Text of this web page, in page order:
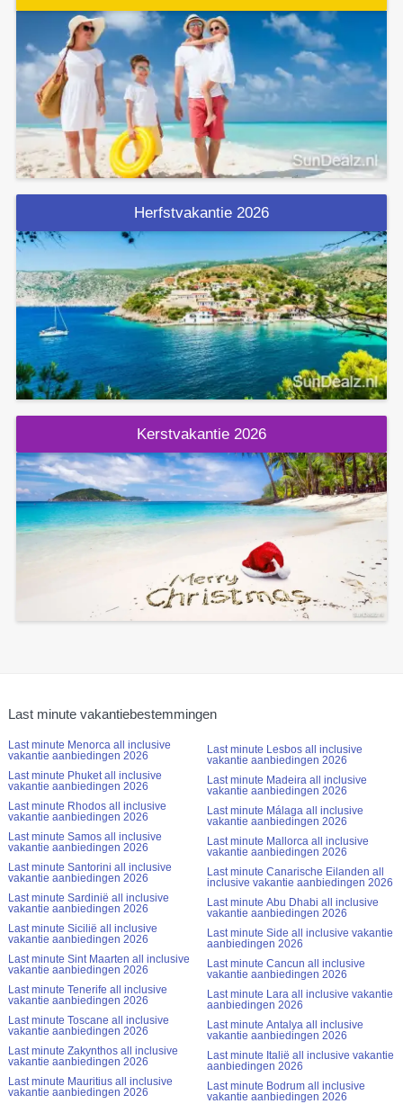
Herfstvakantie 2026
Kerstvakantie 2026
Last minute vakantiebestemmingen
Last minute Menorca all inclusive
vakantie aanbiedingen 2026
Last minute Phuket all inclusive
vakantie aanbiedingen 2026
Last minute Rhodos all inclusive
vakantie aanbiedingen 2026
Last minute Samos all inclusive
vakantie aanbiedingen 2026
Last minute Santorini all inclusive
vakantie aanbiedingen 2026
Last minute Sardinië all inclusive
vakantie aanbiedingen 2026
Last minute Sicilië all inclusive
vakantie aanbiedingen 2026
Last minute Sint Maarten all inclusive
vakantie aanbiedingen 2026
Last minute Tenerife all inclusive
vakantie aanbiedingen 2026
Last minute Toscane all inclusive
vakantie aanbiedingen 2026
Last minute Zakynthos all inclusive
vakantie aanbiedingen 2026
Last minute Mauritius all inclusive
vakantie aanbiedingen 2026
Last minute Lesbos all inclusive
vakantie aanbiedingen 2026
Last minute Madeira all inclusive
vakantie aanbiedingen 2026
Last minute Málaga all inclusive
vakantie aanbiedingen 2026
Last minute Mallorca all inclusive
vakantie aanbiedingen 2026
Last minute Canarische Eilanden all
inclusive vakantie aanbiedingen 2026
Last minute Abu Dhabi all inclusive
vakantie aanbiedingen 2026
Last minute Side all inclusive vakantie
aanbiedingen 2026
Last minute Cancun all inclusive
vakantie aanbiedingen 2026
Last minute Lara all inclusive vakantie
aanbiedingen 2026
Last minute Antalya all inclusive
vakantie aanbiedingen 2026
Last minute Italië all inclusive vakantie
aanbiedingen 2026
Last minute Bodrum all inclusive
vakantie aanbiedingen 2026